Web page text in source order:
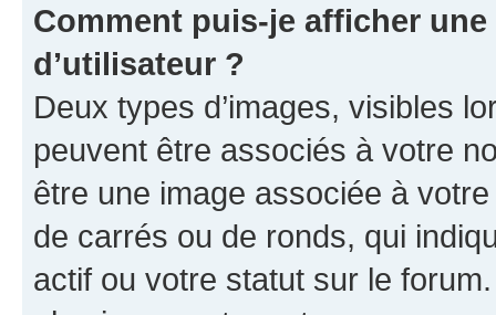
Comment puis-je afficher
d’utilisateur ?
Deux types d’images, visibles
peuvent être associés à votre
être une image associée à
de carrés ou de ronds, qui
actif ou votre statut sur le